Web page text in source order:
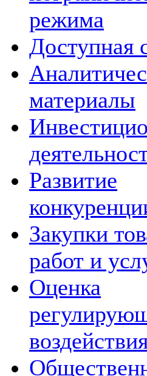
режима
Доступная
материалы
Развитие
Закупки
работ и
Оценка